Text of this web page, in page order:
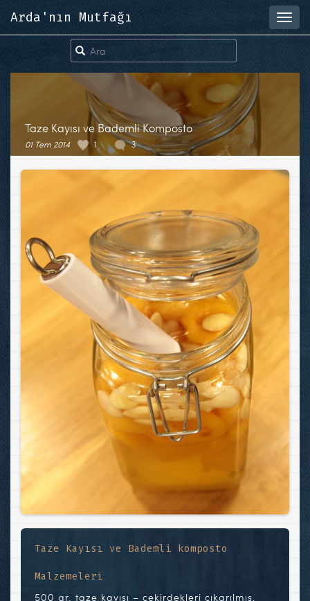
Arda'nın Mutfağı
Taze Kayısı ve Bademli Komposto
01 Tem 2014 1 3
Taze Kayısı ve Bademli komposto
Malzemeleri
500 gr. taze kayısı – çekirdekleri çıkarılmış,